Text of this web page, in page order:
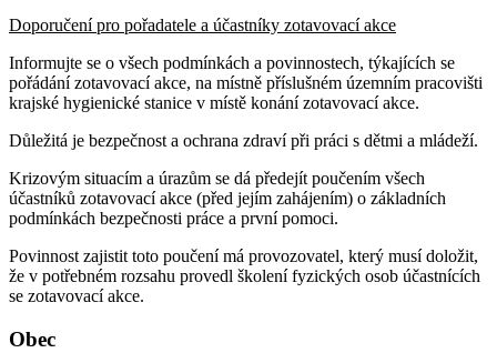
Doporučení pro pořadatele a účastníky zotavovací akce
Informujte se o všech podmínkách a povinnostech, týkajících se
pořádání zotavovací akce, na místně příslušném územním pracovišti
krajské hygienické stanice v místě konání zotavovací akce.
Důležitá je bezpečnost a ochrana zdraví při práci s dětmi a mládeží.
Krizovým situacím a úrazům se dá předejít poučením všech
účastníků zotavovací akce (před jejím zahájením) o základních
podmínkách bezpečnosti práce a první pomoci.
Povinnost zajistit toto poučení má provozovatel, který musí doložit,
že v potřebném rozsahu provedl školení fyzických osob účastnících
se zotavovací akce.
Obec